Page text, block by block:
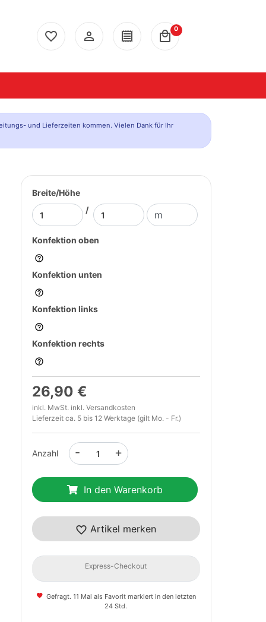
favorite_border person_outline receipt local_mall
0
und Lieferzeiten kommen. Vielen Dank für Ihr
Breite/Höhe
/
Konfektion oben
Konfektion unten
Konfektion links
Konfektion rechts
26,90 €
inkl. MwSt. inkl. Versandkosten
Lieferzeit ca. 5 bis 12 Werktage (gilt Mo. - Fr.)
Anzahl +
-
In den Warenkorb
Artikel merken
Express-Checkout
Gefragt. 11 Mal als Favorit markiert in den letzten
24 Std.